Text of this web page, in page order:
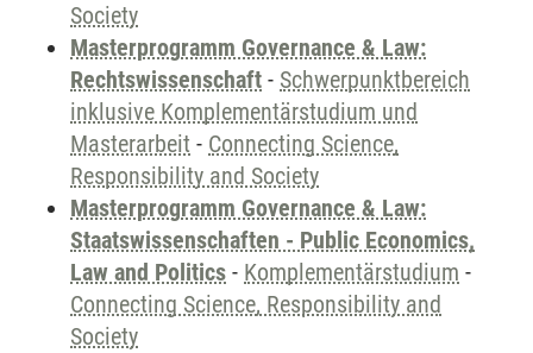
Society
Masterprogramm Governance & Law:
Rechtswissenschaft - Schwerpunktbereich
inklusive Komplementärstudium und
Masterarbeit - Connecting Science,
Responsibility and Society
Masterprogramm Governance & Law:
Staatswissenschaften - Public Economics,
Law and Politics - Komplementärstudium -
Connecting Science, Responsibility and
Society